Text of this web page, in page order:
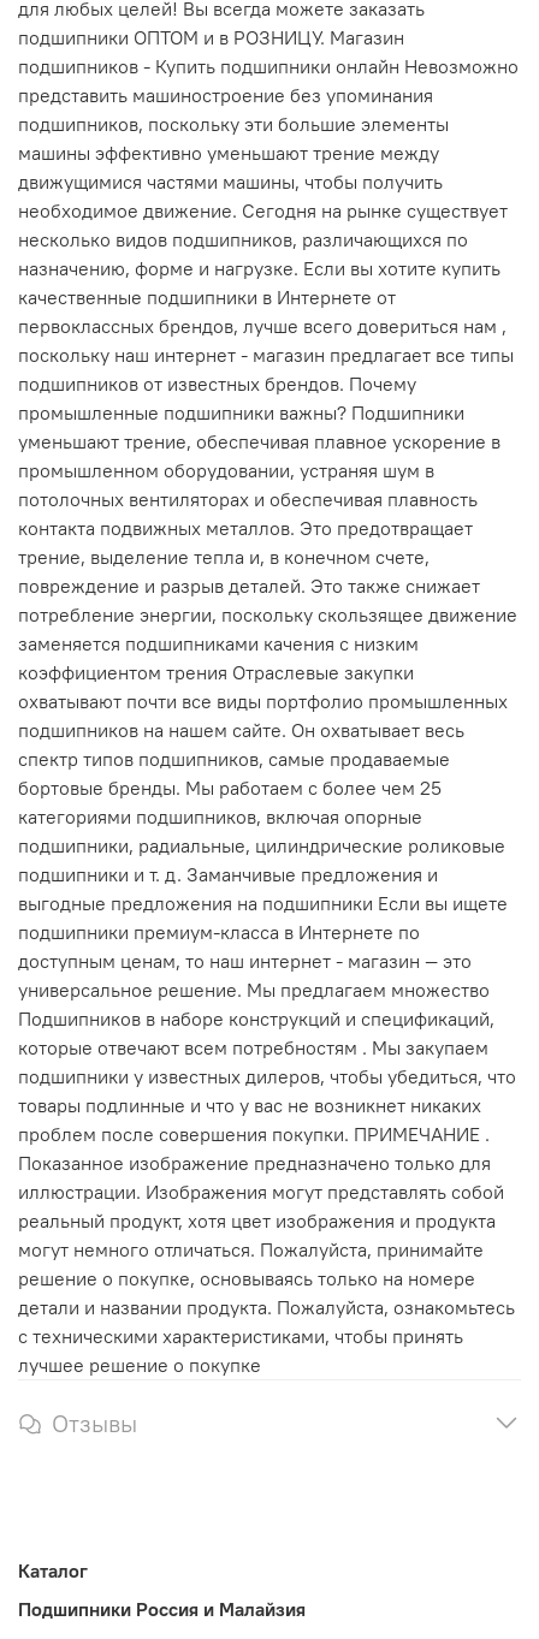
для любых целей! Вы всегда можете заказать
подшипники ОПТОМ и в РОЗНИЦУ. Магазин
подшипников - Купить подшипники онлайн Невозможно
представить машиностроение без упоминания
подшипников, поскольку эти большие элементы
машины эффективно уменьшают трение между
движущимися частями машины, чтобы получить
необходимое движение. Сегодня на рынке существует
несколько видов подшипников, различающихся по
назначению, форме и нагрузке. Если вы хотите купить
качественные подшипники в Интернете от
первоклассных брендов, лучше всего довериться нам ,
поскольку наш интернет - магазин предлагает все типы
подшипников от известных брендов. Почему
промышленные подшипники важны? Подшипники
уменьшают трение, обеспечивая плавное ускорение в
промышленном оборудовании, устраняя шум в
потолочных вентиляторах и обеспечивая плавность
контакта подвижных металлов. Это предотвращает
трение, выделение тепла и, в конечном счете,
повреждение и разрыв деталей. Это также снижает
потребление энергии, поскольку скользящее движение
заменяется подшипниками качения с низким
коэффициентом трения Отраслевые закупки
охватывают почти все виды портфолио промышленных
подшипников на нашем сайте. Он охватывает весь
спектр типов подшипников, самые продаваемые
бортовые бренды. Мы работаем с более чем 25
категориями подшипников, включая опорные
подшипники, радиальные, цилиндрические роликовые
подшипники и т. д. Заманчивые предложения и
выгодные предложения на подшипники Если вы ищете
подшипники премиум-класса в Интернете по
доступным ценам, то наш интернет - магазин — это
универсальное решение. Мы предлагаем множество
Подшипников в наборе конструкций и спецификаций,
которые отвечают всем потребностям . Мы закупаем
подшипники у известных дилеров, чтобы убедиться, что
товары подлинные и что у вас не возникнет никаких
проблем после совершения покупки. ПРИМЕЧАНИЕ .
Показанное изображение предназначено только для
иллюстрации. Изображения могут представлять собой
реальный продукт, хотя цвет изображения и продукта
могут немного отличаться. Пожалуйста, принимайте
решение о покупке, основываясь только на номере
детали и названии продукта. Пожалуйста, ознакомьтесь
с техническими характеристиками, чтобы принять
лучшее решение о покупке
Отзывы
Каталог
Подшипники Россия и Малайзия